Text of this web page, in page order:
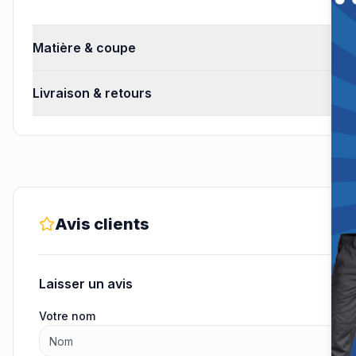
Matière & coupe
Livraison & retours
Avis clients
Laisser un avis
Votre nom